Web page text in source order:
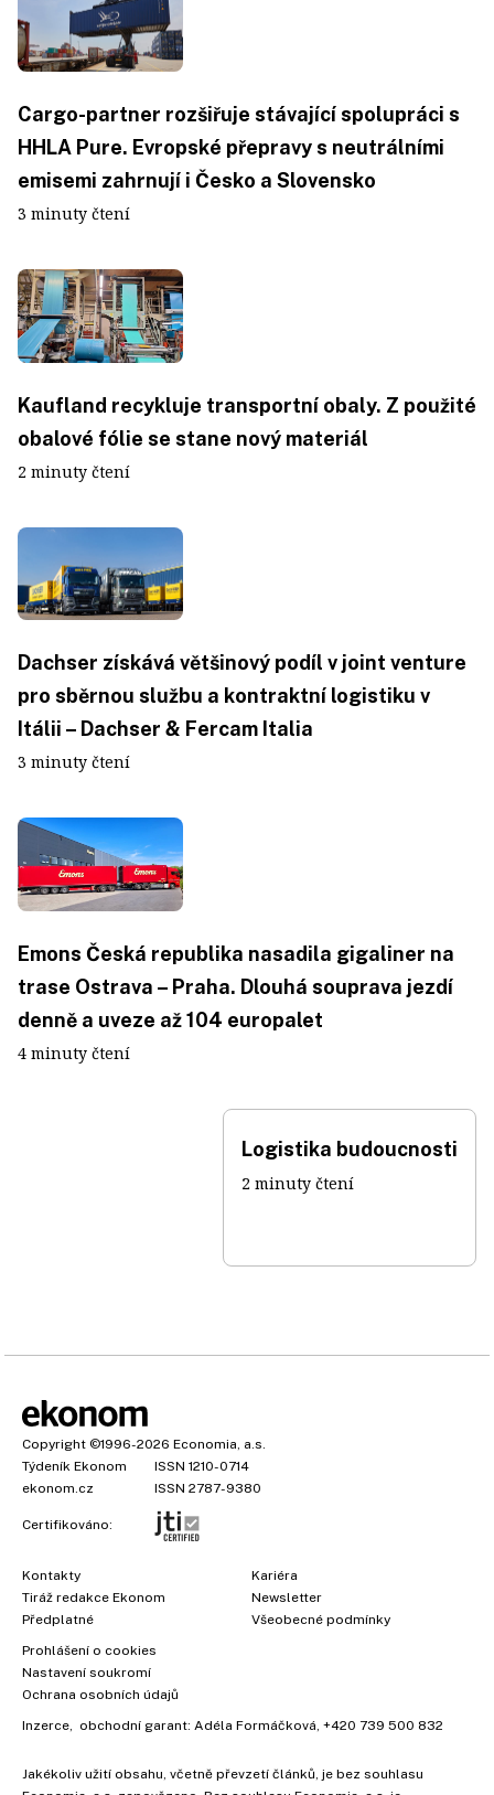
Cargo-partner rozšiřuje stávající spolupráci s
HHLA Pure. Evropské přepravy s neutrálními
emisemi zahrnují i Česko a Slovensko
3 minuty čtení
Kaufland recykluje transportní obaly. Z použité
obalové fólie se stane nový materiál
2 minuty čtení
Dachser získává většinový podíl v joint venture
pro sběrnou službu a kontraktní logistiku v
Itálii – Dachser & Fercam Italia
3 minuty čtení
Emons Česká republika nasadila gigaliner na
trase Ostrava – Praha. Dlouhá souprava jezdí
denně a uveze až 104 europalet
4 minuty čtení
Logistika budoucnosti
2 minuty čtení
Copyright ©1996-2026 Economia, a.s.
Týdeník Ekonom
ISSN 1210-0714
ekonom.cz
ISSN 2787-9380
Certifikováno:
Kontakty
Tiráž redakce Ekonom
Předplatné
Kariéra
Newsletter
Všeobecné podmínky
Prohlášení o cookies
Nastavení soukromí
Ochrana osobních údajů
Inzerce , obchodní garant: Adéla Formáčková +420 739 500 832
Jakékoliv užití obsahu, včetně převzetí článků, je bez souhlasu